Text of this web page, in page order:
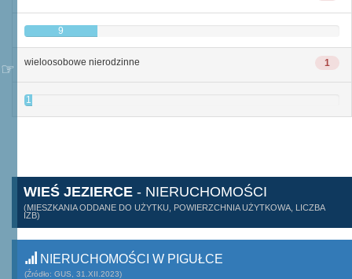
9
1
wieloosobowe nierodzinne
1
WIEŚ JEZIERCE - NIERUCHOMOŚCI
(MIESZKANIA ODDANE DO UŻYTKU, POWIERZCHNIA UŻYTKOWA, LICZBA
IZB)
NIERUCHOMOŚCI W PIGUŁCE
(Źródło: GUS, 31.XII.2023)